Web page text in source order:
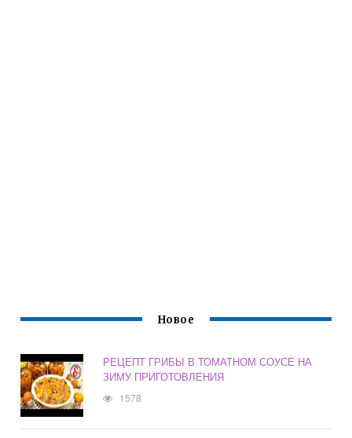
Новое
РЕЦЕПТ ГРИБЫ В ТОМАТНОМ СОУСЕ НА
ЗИМУ ПРИГОТОВЛЕНИЯ
1578